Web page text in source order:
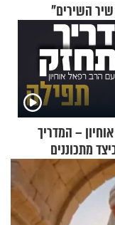
השירים"
– המדריך
מתכוננים